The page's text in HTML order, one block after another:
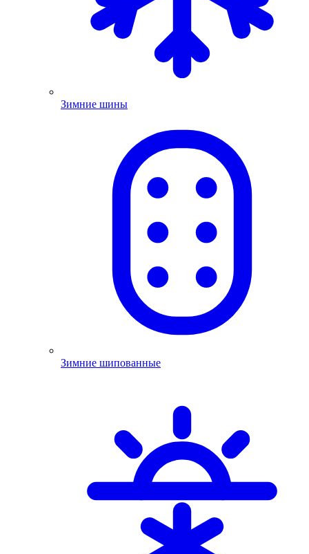
Зимние шины
Зимние шипованные